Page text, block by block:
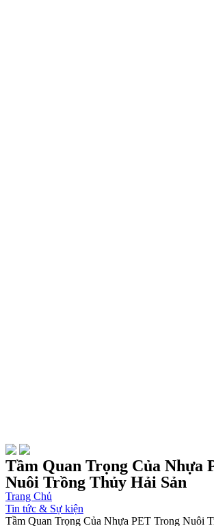
Tầm Quan Trọng Của Nhựa
Nuôi Trồng Thủy Hải Sản
Trang Chủ
Tin tức & Sự kiện
Tầm Quan Trọng Của Nhựa PET Trong Nuôi